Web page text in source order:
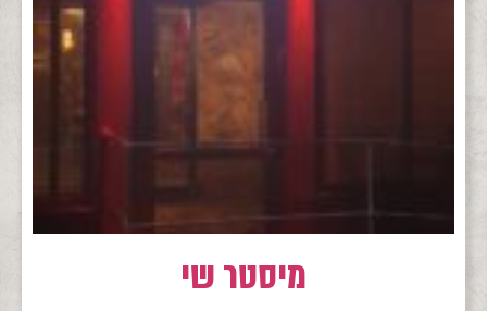
מיסטר שי